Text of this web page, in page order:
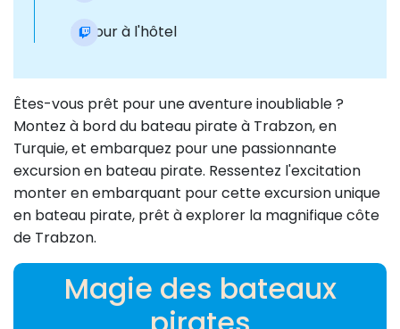
Retour à l'hôtel
Êtes-vous prêt pour une aventure inoubliable ?
Montez à bord du bateau pirate à Trabzon, en
Turquie, et embarquez pour une passionnante
excursion en bateau pirate. Ressentez l'excitation
monter en embarquant pour cette excursion unique
en bateau pirate, prêt à explorer la magnifique côte
de Trabzon.
Magie des bateaux